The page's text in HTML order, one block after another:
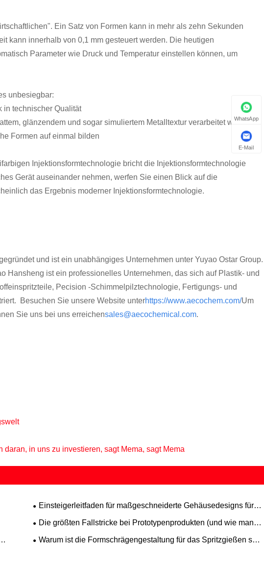
Ein Satz von Formen kann in mehr als zehn Sekunden
kann innerhalb von 0,1 mm gesteuert werden. Die heutigen
Parameter wie Druck und Temperatur einstellen können, um
unbesiegbar:
in technischer Qualität
glänzendem und sogar simuliertem Metalltextur verarbeitet werden
Formen auf einmal bilden
Injektionsformtechnologie bricht die Injektionsformtechnologie
Gerät auseinander nehmen, werfen Sie einen Blick auf die
das Ergebnis moderner Injektionsformtechnologie.
und ist ein unabhängiges Unternehmen unter Yuyao Ostar Group.
Hansheng ist ein professionelles Unternehmen, das sich auf Plastik- und
Pecision -Schimmelpilztechnologie, Fertigungs- und
Besuchen Sie unsere Website unterhttps://www.aecochem.com/Um
Sie uns bei uns erreichensales@aecochemical.com.
in uns zu investieren, sagt Mema, sagt Mema
Einsteigerleitfaden für maßgeschneiderte Gehäusedesigns für
Maschinenbauingenieure
Die größten Fallstricke bei Prototypenprodukten (und wie man
sie vermeidet)
Warum ist die Formschrägengestaltung für das Spritzgießen so
WhatsApp
E-Mail